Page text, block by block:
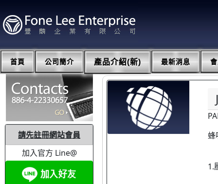
首頁 公司簡介 產品介紹(新) 最新消息
請先註冊網站會員
加入官方 Line@
蜂
1.